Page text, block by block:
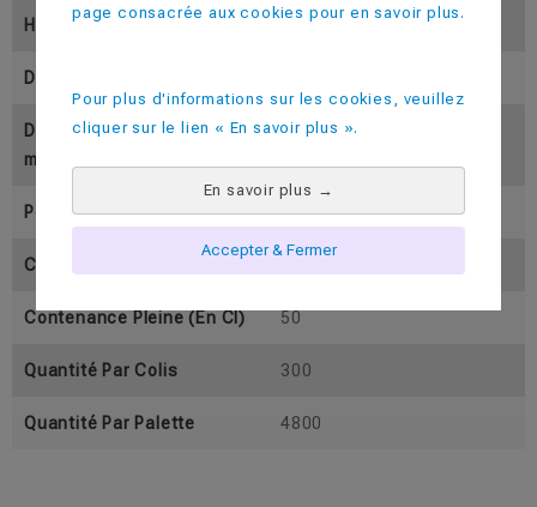
Hauteur (En Mm) 117
Diamètre Inférieur (En Mm)
Diamètre Supérieur (En M
M)
Poids (En Gramme) 35
Contenance Utile ( En Cl)
Contenance Pleine (En Cl) 50
Quantité Par Colis 300
Quantité Par Palette 4800
page consacrée aux cookies pour en savoir plus.
Pour plus d'informations sur les cookies, veuillez
cliquer sur le lien « En savoir plus ».
En savoir plus →
Accepter & Fermer